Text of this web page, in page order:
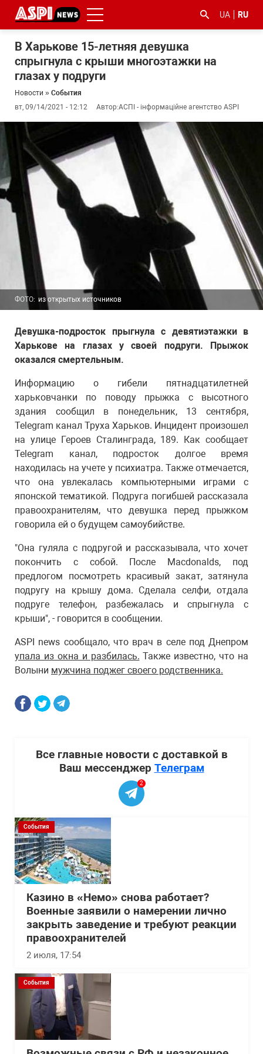
UA RU
В Харькове 15-летняя девушка
спрыгнула с крыши многоэтажки на
глазах у подруги
Новости » События
вт, 09/14/2021 - 12:12
Автор:АСПІ - інформаційне агентство ASPI
ФОТО: из открытых источников
Девушка-подросток прыгнула с девятиэтажки в
Харькове на глазах у своей подруги. Прыжок
оказался смертельным.
Информацию о гибели пятнадцатилетней
харьковчанки по поводу прыжка с высотного
здания сообщил в понедельник, 13 сентября,
Telegram канал Труха Харьков. Инцидент произошел
на улице Героев Сталинграда, 189. Как сообщает
Telegram канал, подросток долгое время
находилась на учете у психиатра. Также отмечается,
что она увлекалась компьютерными играми с
японской тематикой. Подруга погибшей рассказала
правоохранителям, что девушка перед прыжком
говорила ей о будущем самоубийстве.
"Она гуляла с подругой и рассказывала, что хочет
покончить с собой. После Macdonalds, под
предлогом посмотреть красивый закат, затянула
подругу на крышу дома. Сделала селфи, отдала
подруге телефон, разбежалась и спрыгнула с
крыши", - говорится в сообщении.
ASPI news сообщало, что врач в селе под Днепром
упала из окна и разбилась. Также известно, что на
Волыни мужчина поджег своего родственника.
Все главные новости с доставкой в
Ваш мессенджер Телеграм
2
События
Казино в «Немо» снова работает?
Военные заявили о намерении лично
закрыть заведение и требуют реакции
правоохранителей
2 июля, 17:54
События
з
корупцією
#Киев #коронавірус